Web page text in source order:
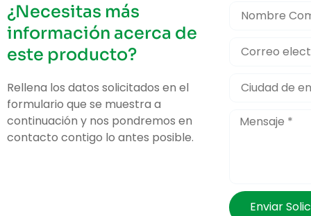
¿Necesitas más
información acerca de
este producto?
Rellena los datos solicitados en el
formulario que se muestra a
continuación y nos pondremos en
contacto contigo lo antes posible.
Enviar